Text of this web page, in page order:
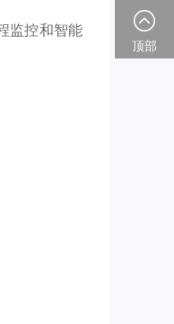
监控和智能
顶部